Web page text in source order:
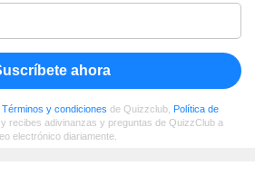
ahora
Términos y condiciones de Quizzclub, Política de
y recibes adivinanzas y preguntas de QuizzClub a
electrónico diariamente.